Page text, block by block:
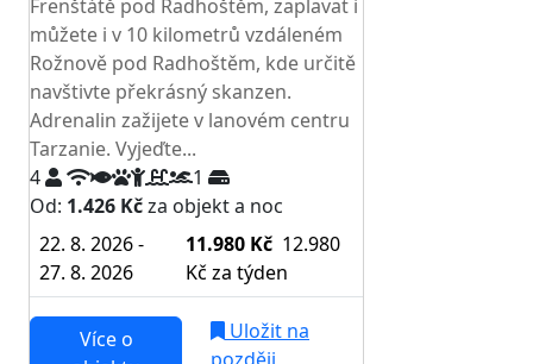
Frenštátě pod Radhoštěm, zaplavat i
můžete i v 10 kilometrů vzdáleném
Rožnově pod Radhoštěm, kde určitě
navštivte překrásný skanzen.
Adrenalin zažijete v lanovém centru
Tarzanie. Vyjeďte...
4
1
Od: 1.426 Kčza objekt a noc
22. 8. 2026 -
27. 8. 2026
11.980 Kč 12.980
Kč za týden
Více o
Uložit na